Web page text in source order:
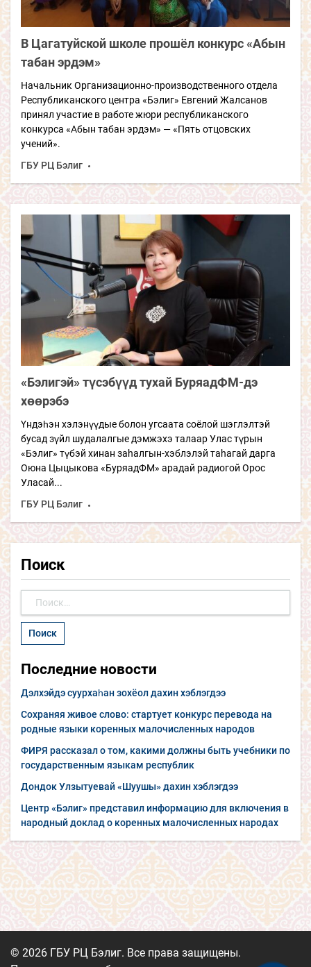
В Цагатуйской школе прошёл конкурс«Абын
табан эрдэм»
Начальник Организационно-производственного отдела
Республиканского центра «Бэлиг» Евгений Жалсанов
принял участие в работе жюри республиканского
конкурса «Абын табан эрдэм» — «Пять отцовских
учений».
ГБУ РЦ Бэлиг
«Бэлигэй» түсэбүүд тухай БуряадФМ-дэ
хөөрэбэ
Үндэһэн хэлэнүүдые болон угсаата соёлой шэглэлтэй
бусад зүйл шудалалгые дэмжэхэ талаар Улас түрын
«Бэлиг» түбэй хинан заhалгын-хэблэлэй таhагай дарга
Оюна Цыцыкова «БуряадФМ» арадай радиогой Орос
Уласай...
ГБУ РЦ Бэлиг
Поиск
Последние новости
Дэлхэйдэ суурхаһан зохёол дахин хэблэгдээ
Сохраняя живое слово: стартует конкурс перевода на
родные языки коренных малочисленных народов
ФИРЯ рассказал о том, какими должны быть учебники по
государственным языкам республик
Дондок Улзытуевай «Шуушы» дахин хэблэгдээ
Центр «Бэлиг» представил информацию для включения в
народный доклад о коренных малочисленных народах
© 2026 ГБУ РЦ Бэлиг. Все права защищены.